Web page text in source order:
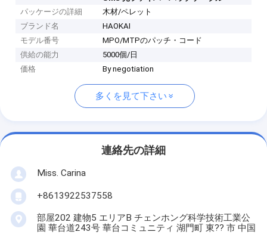
パッケージの詳細
木材/ペレット
ブランド名
HAOKAI
モデル番号
MPO/MTPのパッチ・コード
供給の能力
5000個/日
価格
By negotiation
多くを見て下さい
連絡先の詳細
Miss. Carina
+8613922537558
部屋202 建物5 エリアB チェンホング科学技術工業公
園 華台道243号 華台コミュニティ 湖門町 東?? 市 中国